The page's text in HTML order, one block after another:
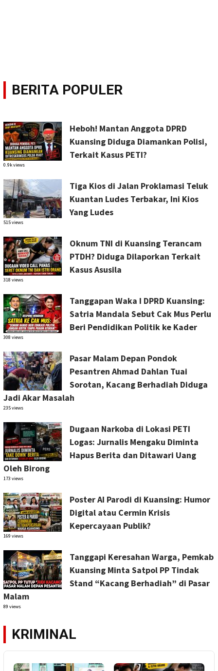
BERITA POPULER
Heboh! Mantan Anggota DPRD
Kuansing Diduga Diamankan Polisi,
Terkait Kasus PETI?
0.9k views
Tiga Kios di Jalan Proklamasi Teluk
Kuantan Ludes Terbakar, Ini Kios
Yang Ludes
515 views
Oknum TNI di Kuansing Terancam
PTDH? Diduga Dilaporkan Terkait
Kasus Asusila
318 views
Tanggapan Waka I DPRD Kuansing:
Satria Mandala Sebut Cak Mus Perlu
Beri Pendidikan Politik ke Kader
308 views
Pasar Malam Depan Pondok
Pesantren Ahmad Dahlan Tuai
Sorotan, Kacang Berhadiah Diduga
Jadi Akar Masalah
235 views
Dugaan Narkoba di Lokasi PETI
Logas: Jurnalis Mengaku Diminta
Hapus Berita dan Ditawari Uang
Oleh Birong
173 views
Poster AI Parodi di Kuansing: Humor
Digital atau Cermin Krisis
Kepercayaan Publik?
169 views
Tanggapi Keresahan Warga, Pemkab
Kuansing Minta Satpol PP Tindak
Stand “Kacang Berhadiah” di Pasar
Malam
89 views
KRIMINAL